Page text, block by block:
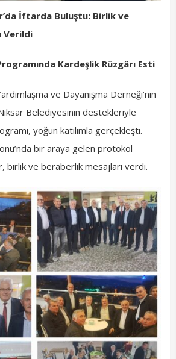
İftarda Buluştu: Birlik ve
Verildi
Kardeşlik Rüzgârı Esti
ve Dayanışma Derneği’nin
Belediyesinin destekleriyle
yoğun katılımla gerçekleşti.
bir araya gelen protokol
birlik ve beraberlik mesajları verdi.